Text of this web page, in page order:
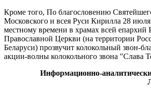
Кроме того, По благословению
Московского и всея Руси Кирилла 28
местному времени в храмах всей епархий
Православной Церкви (на территории
Беларуси) прозвучит колокольный звон-
акции-волны колокольного звона "Слава
Информационно-